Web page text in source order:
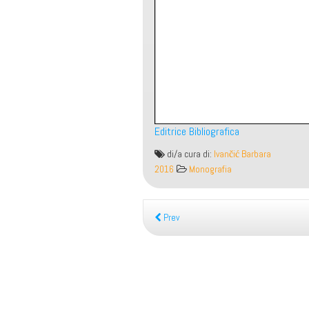
Editrice Bibliografica
Manuale
del
di/a cura di: Ivančić Barbara
2016
Monografia
Prev